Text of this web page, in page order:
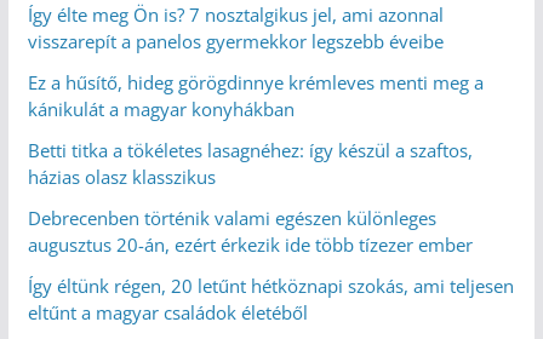
Így élte meg Ön is? 7 nosztalgikus jel, ami azonnal
visszarepít a panelos gyermekkor legszebb éveibe
Ez a hűsítő, hideg görögdinnye krémleves menti meg a
kánikulát a magyar konyhákban
Betti titka a tökéletes lasagnéhez: így készül a szaftos,
házias olasz klasszikus
Debrecenben történik valami egészen különleges
augusztus 20-án, ezért érkezik ide több tízezer ember
Így éltünk régen, 20 letűnt hétköznapi szokás, ami teljesen
eltűnt a magyar családok életéből